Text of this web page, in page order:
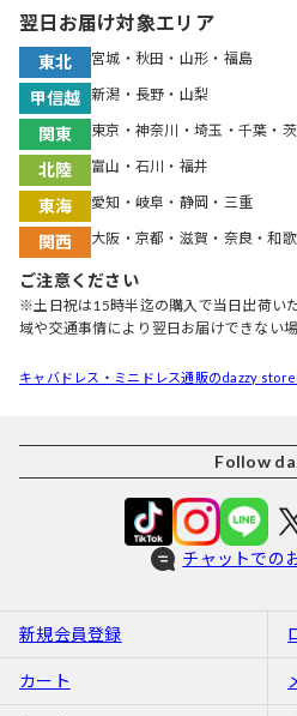
翌日お届け対象エリア
東北 宮城・秋田・山形・福島
甲信越 新潟・長野・山梨
関東 東京・神奈川・埼玉・千葉・
北陸 富山・石川・福井
東海 愛知・岐阜・静岡・三重
関西 大阪・京都・滋賀・奈良・和
ご注意ください
※土日祝は15時半迄の購入で当日出荷い
域や交通事情により翌日お届けできない場
キャバドレス・ミニドレス通販のdazzy
Follow
チャットでの
新規会員登録
カート